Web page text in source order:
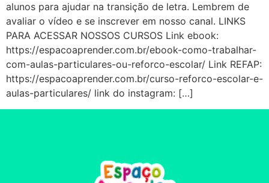
alunos para ajudar na transição de letra. Lembrem de
avaliar o vídeo e se inscrever em nosso canal. LINKS
PARA ACESSAR NOSSOS CURSOS Link ebook:
https://espacoaprender.com.br/ebook-como-trabalhar-
com-aulas-particulares-ou-reforco-escolar/ Link REFAP:
https://espacoaprender.com.br/curso-reforco-escolar-e-
aulas-particulares/ link do instagram: […]